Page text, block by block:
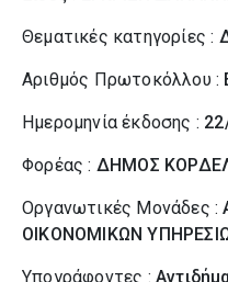
Θεματικές κατηγορίες :
Αριθμός Πρωτοκόλλου :
Ημερομηνία έκδοσης :
Φορέας : ΔΗΜΟΣ
Οργανωτικές Μονάδες :
ΟΙΚΟΝΟΜΙΚΩΝ
Υπογράφοντες :